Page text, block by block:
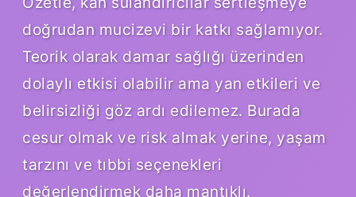
doğrudan mucizevi bir katkı sağlamıyor.
Teorik olarak damar sağlığı üzerinden
dolaylı etkisi olabilir ama yan etkileri ve
belirsizliği göz ardı edilemez. Burada
cesur olmak ve risk almak yerine, yaşam
tarzını ve tıbbi seçenekleri
değerlendirmek daha mantıklı.